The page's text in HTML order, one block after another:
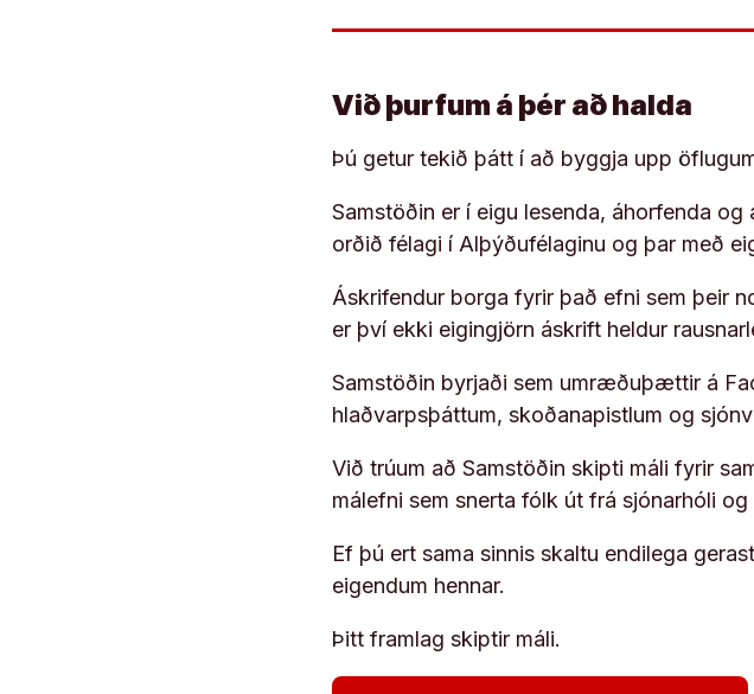
Við þurfum á þér að halda
Þú getur tekið þátt í að byggja upp
Samstöðin er í eigu lesenda, áhorfenda
orðið félagi í Alþýðufélaginu og þar með
Áskrifendur borga fyrir það efni sem þeir
er því ekki eigingjörn áskrift heldur
Samstöðin byrjaði sem umræðuþættir á
hlaðvarpsþáttum, skoðanapistlum og
Við trúum að Samstöðin skipti máli fyrir
málefni sem snerta fólk út frá sjónarhóli og
Ef þú ert sama sinnis skaltu endilega
eigendum hennar.
Þitt framlag skiptir máli.